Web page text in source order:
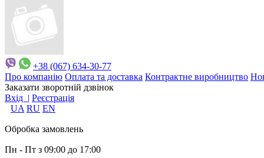
+38 (067) 634-30-77
Про компанію Оплата та доставка Контрактне виробництво
Заказати зворотній дзвінок
Вхід | Реєстрація
UA RU EN
Обробка замовлень
Пн - Пт з 09:00 до 17:00